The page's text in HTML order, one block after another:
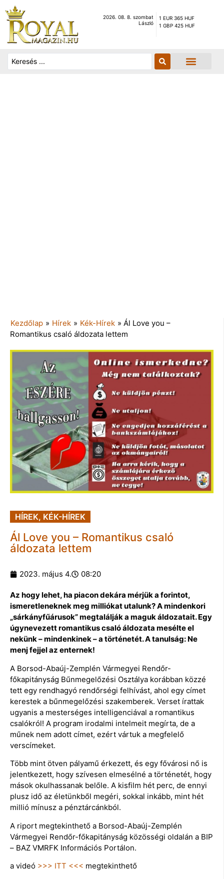
2026. 08. 8. szombat
László
1 EUR 365 HUF
1 GBP 425 HUF
Kezdőlap » Hírek » Kék-Hírek » Ál Love you –
Romantikus csaló áldozata lettem
HÍREK, KÉK-HÍREK
Ál Love you – Romantikus csaló
áldozata lettem
2023. május 4. 08:20
Az hogy lehet, ha piacon dekára mérjük a forintot,
ismeretleneknek meg milliókat utalunk? A mindenkori
„sárkányfűárusok” megtalálják a maguk áldozatait. Egy
úgynevezett romantikus csaló áldozata mesélte el
nekünk – mindenkinek – a történetét. A tanulság: Ne
menj fejjel az enternek!
A Borsod-Abaúj-Zemplén Vármegyei Rendőr-
főkapitányság Bűnmegelőzési Osztálya korábban közzé
tett egy rendhagyó rendőrségi felhívást, ahol egy címet
kerestek a bűnmegelőzési szakemberek. Verset írattak
ugyanis a mesterséges intelligenciával a romantikus
csalókról! A program irodalmi intelmeit megírta, de a
műnek nem adott címet, ezért vártuk a megfelelő
verscímeket.
Több mint ötven pályamű érkezett, és egy fővárosi nő is
jelentkezett, hogy szívesen elmesélné a történetét, hogy
mások okulhassanak belőle. A kisfilm hét perc, de ennyi
plusz idő az életünkből megéri, sokkal inkább, mint hét
millió mínusz a pénztárcánkból.
A riport megtekinthető a Borsod-Abaúj-Zemplén
Vármegyei Rendőr-főkapitányság közösségi oldalán a BIP
– BAZ VMRFK Információs Portálon.
a videó >>> ITT <<< megtekinthető